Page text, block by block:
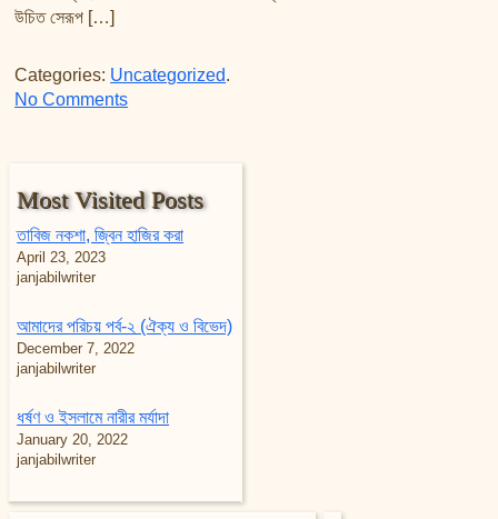
উচিত সেরূপ […]
Categories: Uncategorized.
No Commentson উম্মতের মা ও তথাকথিত মা (কওমী জননী)
Most Visited Posts
তাবিজ নকশা, জ্বিন হাজির করা
April 23, 2023
janjabilwriter
আমাদের পরিচয় পর্ব-২ (ঐক্য ও বিভেদ)
December 7, 2022
janjabilwriter
ধর্ষণ ও ইসলামে নারীর মর্যাদা
January 20, 2022
janjabilwriter